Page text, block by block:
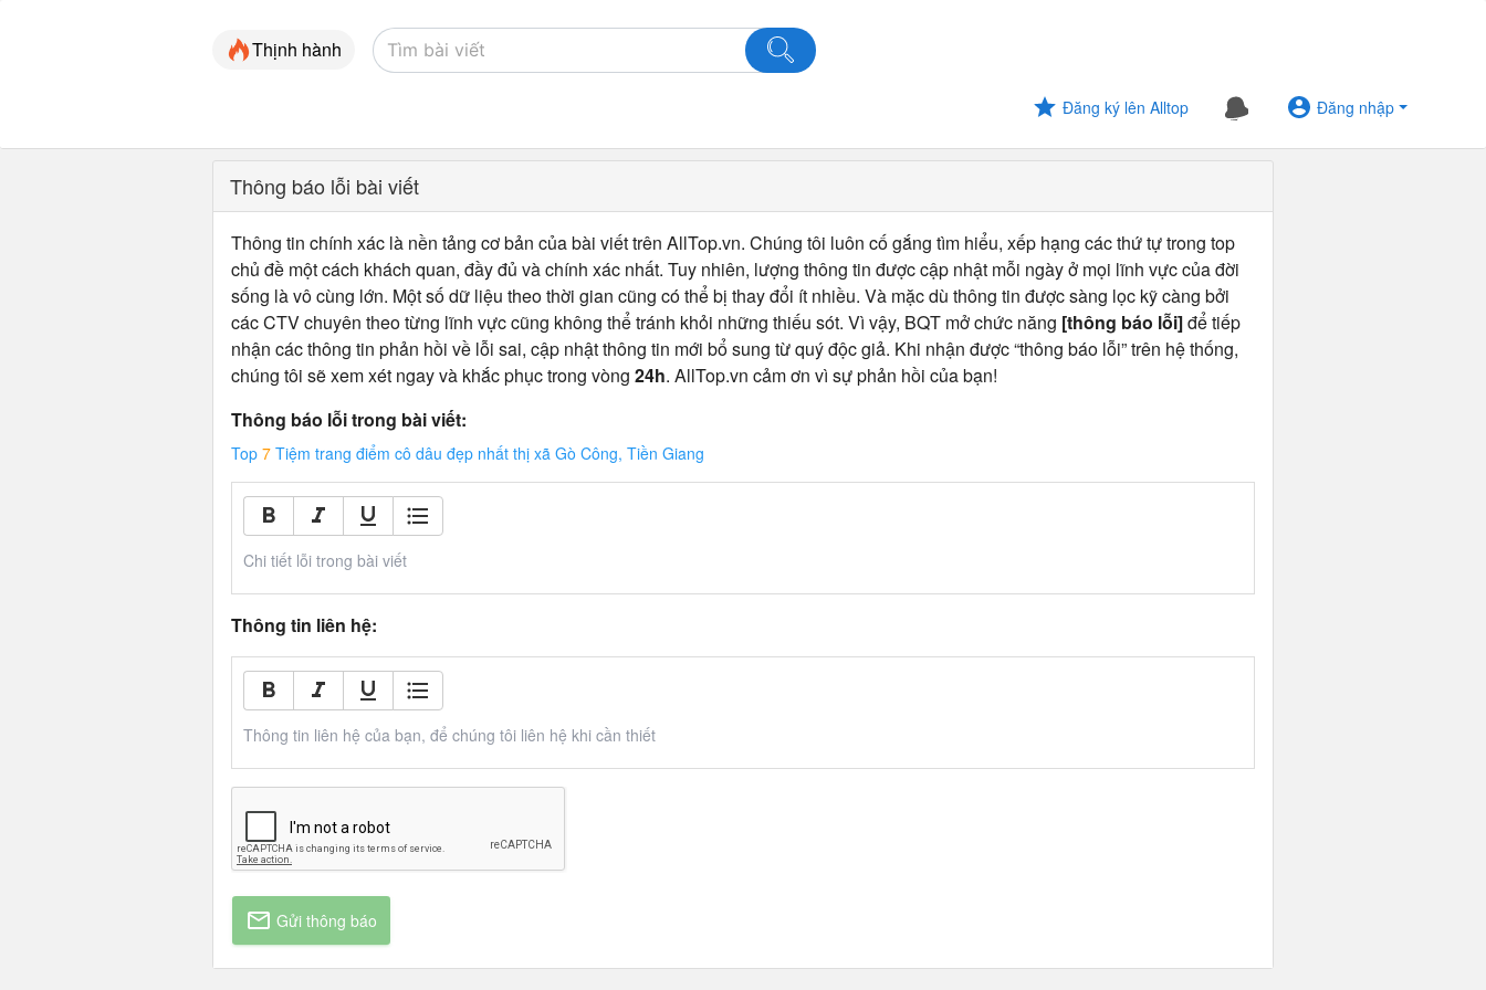
Thịnh hành
Đăng ký lên Alltop Đăng nhập
Thông báo lỗi bài viết
Thông tin chính xác là nền tảng cơ bản của bài viết trên AllTop.vn. Chúng tôi luôn cố gắng tìm hiểu, xếp hạng các thứ tự trong top
chủ đề một cách khách quan, đầy đủ và chính xác nhất. Tuy nhiên, lượng thông tin được cập nhật mỗi ngày ở mọi lĩnh vực của đời
sống là vô cùng lớn. Một số dữ liệu theo thời gian cũng có thể bị thay đổi ít nhiều. Và mặc dù thông tin được sàng lọc kỹ càng bởi
các CTV chuyên theo từng lĩnh vực cũng không thể tránh khỏi những thiếu sót. Vì vậy, BQT mở chức năng [thông báo lỗi]để tiếp
nhận các thông tin phản hồi về lỗi sai, cập nhật thông tin mới bổ sung từ quý độc giả. Khi nhận được “thông báo lỗi” trên hệ thống,
chúng tôi sẽ xem xét ngay và khắc phục trong vòng 24h. AllTop.vn cảm ơn vì sự phản hồi của bạn!
Thông báo lỗi trong bài viết:
Top 7 Tiệm trang điểm cô dâu đẹp nhất thị xã Gò Công, Tiền Giang
Chi tiết lỗi trong bài viết
Thông tin liên hệ:
Thông tin liên hệ của bạn, để chúng tôi liên hệ khi cần thiết
Gửi thông báo